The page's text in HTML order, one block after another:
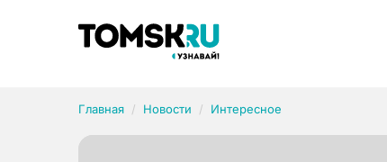
Главная Новости Интересное
Рубрики